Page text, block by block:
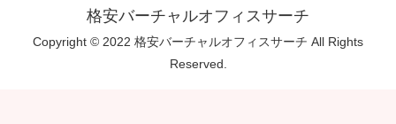
格安バーチャルオフィスサーチ
Copyright © 2022 格安バーチャルオフィスサーチ All Rights
Reserved.